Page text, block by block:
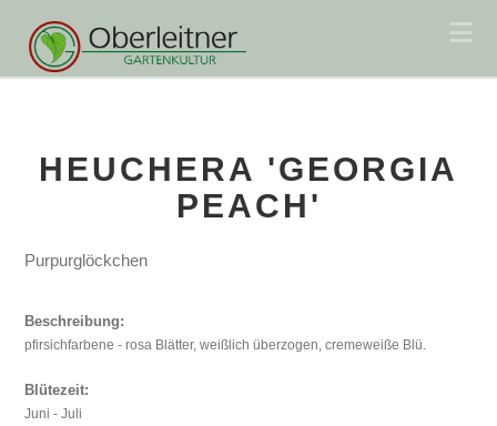
HEUCHERA 'GEORGIA
PEACH'
Purpurglöckchen
Beschreibung:
pfirsichfarbene - rosa Blätter, weißlich überzogen, cremeweiße Blü.
Blütezeit:
Juni - Juli